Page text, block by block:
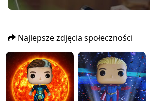
Najlepsze zdjęcia społeczności